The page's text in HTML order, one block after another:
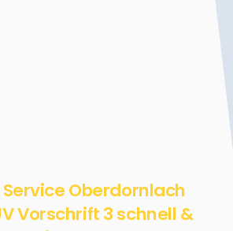
Oberdornlach
Vorschrift 3 schnell &